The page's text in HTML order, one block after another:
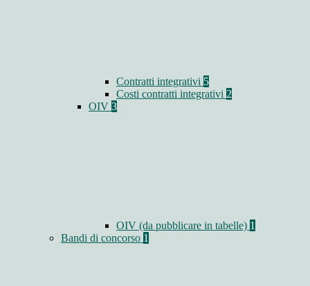
Contratti integrativi 5
Costi contratti integrativi 2
OIV 3
OIV (da pubblicare in tabelle) 1
Bandi di concorso 1